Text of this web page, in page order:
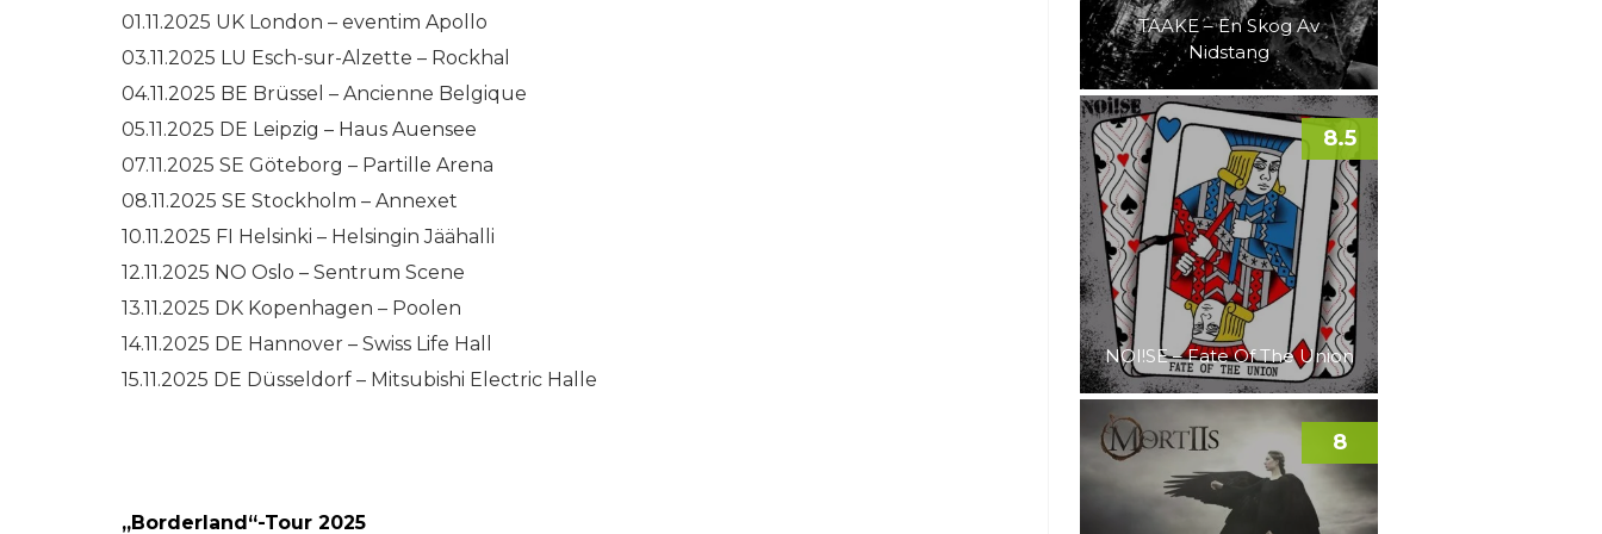
01.11.2025 UK London – eventim Apollo
03.11.2025 LU Esch-sur-Alzette – Rockhal
04.11.2025 BE Brüssel – Ancienne Belgique
05.11.2025 DE Leipzig – Haus Auensee
07.11.2025 SE Göteborg – Partille Arena
08.11.2025 SE Stockholm – Annexet
10.11.2025 FI Helsinki – Helsingin Jäähalli
12.11.2025 NO Oslo – Sentrum Scene
13.11.2025 DK Kopenhagen – Poolen
14.11.2025 DE Hannover – Swiss Life Hall
15.11.2025 DE Düsseldorf – Mitsubishi Electric Halle
„Borderland“-Tour 2025
TAAKE – En Skog Av
Nidstang
NOI!SE – Fate Of The Union
8.5
8